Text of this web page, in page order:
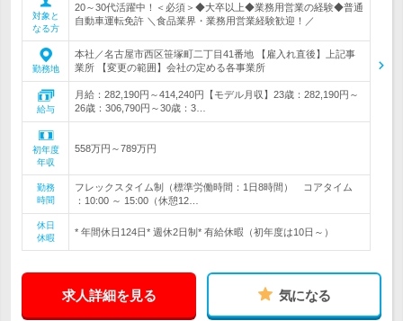
対象と
なる方
20～30代活躍中！＜必須＞◆大卒以上◆業務用営業の経験◆普通
自動車運転免許 ＼食品業界・業務用営業経験歓迎！／
勤務地
本社／名古屋市西区笹塚町二丁目41番地 【雇入れ直後】上記事
業所 【変更の範囲】会社の定める各事業所
給与
月給：282,190円～414,240円【モデル月収】23歳：282,190円～
26歳：306,790円～30歳：3…
初年度
年収
558万円～789万円
勤務
時間
フレックスタイム制（標準労働時間：1日8時間） コアタイム
：10:00 ～ 15:00（休憩12…
休日
休暇
* 年間休日124日* 週休2日制* 有給休暇（初年度は10日～）
求人詳細を見る 気になる